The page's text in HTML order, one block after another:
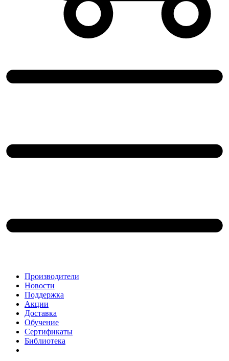
Производители
Новости
Поддержка
Акции
Доставка
Обучение
Сертификаты
Библиотека